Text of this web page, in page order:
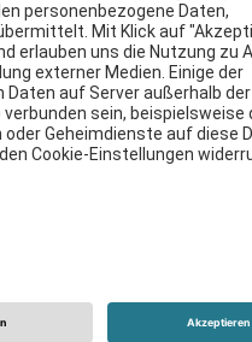
Quadratmeter
Lackierstandorten
in Brasilien und
die Imprägniermenge
Erweiterung des